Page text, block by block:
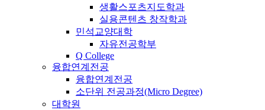
생활스포츠지도학과
실용콘텐츠 창작학과
민석교양대학
자유전공학부
Q College
융합연계전공
융합연계전공
소단위 전공과정(Micro Degree)
대학원